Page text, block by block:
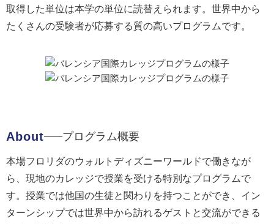
取得した単位は本学の単位に読替えられます。世界中から
たくさんの受験者が応募する質の高いプログラムです。
About プログラム概要
本場フロリダのウォルトディズニーワールドで働きなが
ら、現地のカレッジで授業を受ける特別なプログラムで
す。授業では他国の生徒と関わりを持つことができ、イン
ターンシップでは世界中から訪れるゲストと交流ができる